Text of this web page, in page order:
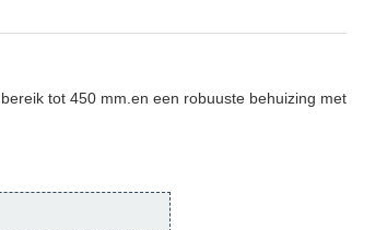
tot 450 mm.en een robuuste behuizing met